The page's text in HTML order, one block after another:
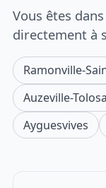
Vous êtes
directement à
Ramonville-
Auzeville-
Ayguesvives